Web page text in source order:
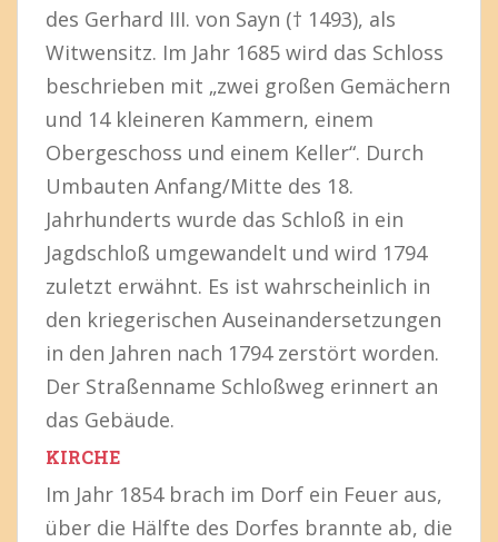
des Gerhard III. von Sayn († 1493), als
Witwensitz. Im Jahr 1685 wird das Schloss
beschrieben mit „zwei großen Gemächern
und 14 kleineren Kammern, einem
Obergeschoss und einem Keller“. Durch
Umbauten Anfang/Mitte des 18.
Jahrhunderts wurde das Schloß in ein
Jagdschloß umgewandelt und wird 1794
zuletzt erwähnt. Es ist wahrscheinlich in
den kriegerischen Auseinandersetzungen
in den Jahren nach 1794 zerstört worden.
Der Straßenname Schloßweg erinnert an
das Gebäude.
KIRCHE
Im Jahr 1854 brach im Dorf ein Feuer aus,
über die Hälfte des Dorfes brannte ab, die